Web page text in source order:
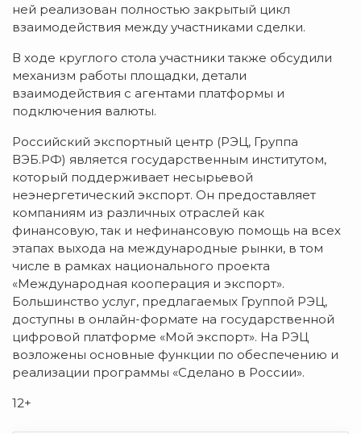
ней реализован полностью закрытый цикл
взаимодействия между участниками сделки.
В ходе круглого стола участники также обсудили
механизм работы площадки, детали
взаимодействия с агентами платформы и
подключения валюты.
Российский экспортный центр (РЭЦ, Группа
ВЭБ.РФ) является государственным институтом,
который поддерживает несырьевой
неэнергетический экспорт. Он предоставляет
компаниям из различных отраслей как
финансовую, так и нефинансовую помощь на всех
этапах выхода на международные рынки, в том
числе в рамках национального проекта
«Международная кооперация и экспорт».
Большинство услуг, предлагаемых Группой РЭЦ,
доступны в онлайн-формате на государственной
цифровой платформе «Мой экспорт». На РЭЦ
возложены основные функции по обеспечению и
реализации программы «Сделано в России».
12+